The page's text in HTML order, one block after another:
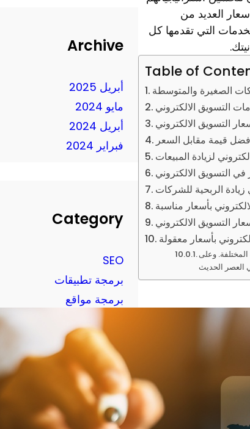
العديد من
التي تقدمها كل
Table of
الصغيرة والمتوسطة
التسويق الالكتروني
التسويق الالكتروني
قيمة مقابل السعر
لزيادة المبيعات
في التسويق الالكتروني
الربحية للشركات
بأسعار مناسبة
التسويق الالكتروني
بأسعار معقولة
وعلى
Archive
أبريل 2025
مايو 2024
أبريل 2024
فبراير 2024
Category
SEO
برمجة تطبيقات
برمجة مواقع
Social